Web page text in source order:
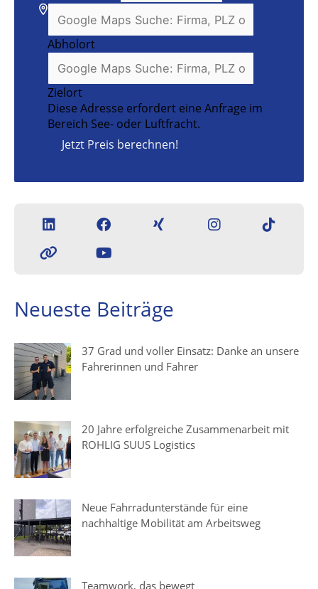
Abholort
Zielort
Diese Adresse erfordert eine Anfrage im
Bereich See- oder Luftfracht.
Jetzt Preis berechnen!
Neueste Beiträge
37 Grad und voller Einsatz: Danke an unsere
Fahrerinnen und Fahrer
20 Jahre erfolgreiche Zusammenarbeit mit
ROHLIG SUUS Logistics
Neue Fahrradunterstände für eine
nachhaltige Mobilität am Arbeitsweg
Teamwork, das bewegt